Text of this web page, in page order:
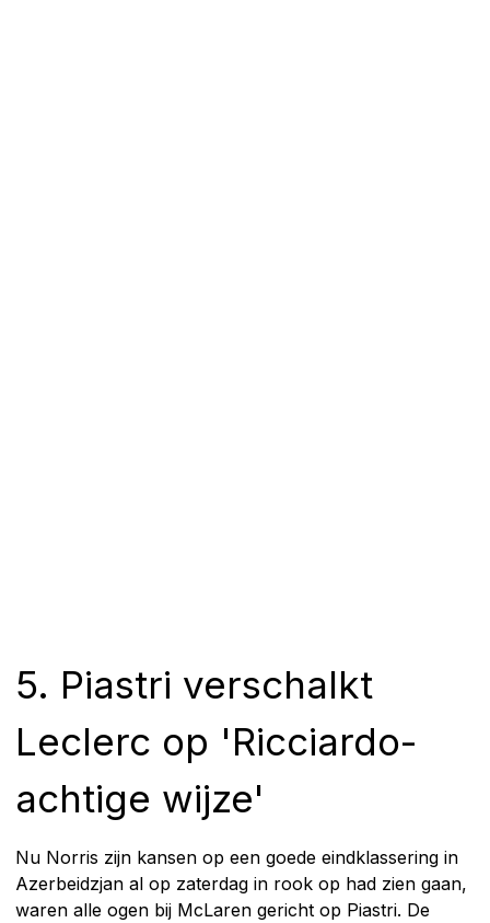
5. Piastri verschalkt
Leclerc op 'Ricciardo-
achtige wijze'
Nu Norris zijn kansen op een goede eindklassering in
Azerbeidzjan al op zaterdag in rook op had zien gaan,
waren alle ogen bij McLaren gericht op Piastri. De